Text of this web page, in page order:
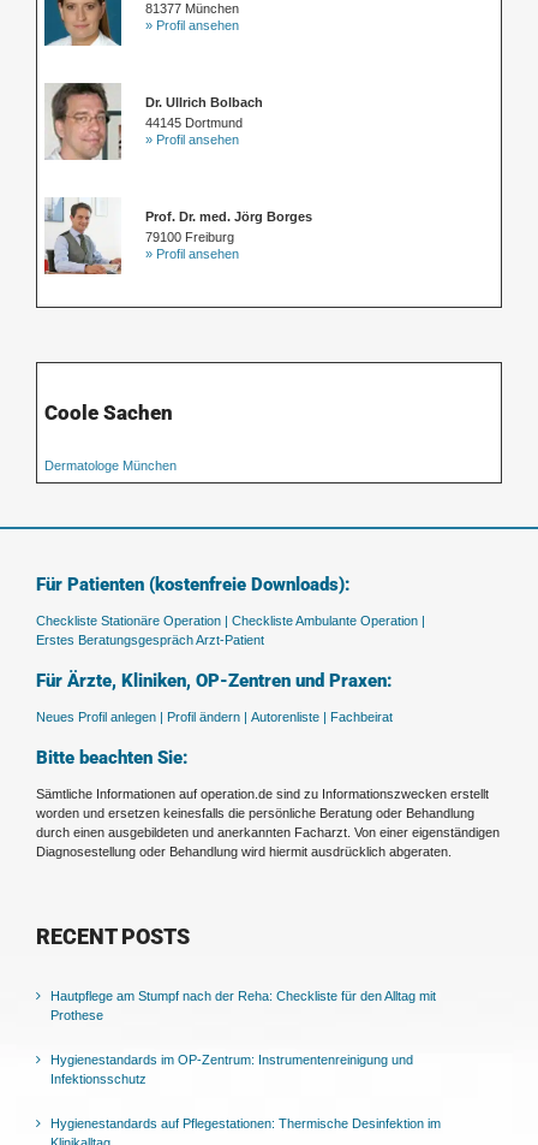
81377 München
» Profil ansehen
Dr. Ullrich Bolbach
44145 Dortmund
» Profil ansehen
Prof. Dr. med. Jörg Borges
79100 Freiburg
» Profil ansehen
Coole Sachen
Dermatologe München
Für Patienten (kostenfreie Downloads):
Checkliste Stationäre Operation | Checkliste Ambulante Operation |
Erstes Beratungsgespräch Arzt-Patient
Für Ärzte, Kliniken, OP-Zentren und Praxen:
Neues Profil anlegen | Profil ändern | Autorenliste | Fachbeirat
Bitte beachten Sie:
Sämtliche Informationen auf operation.de sind zu Informationszwecken erstellt
worden und ersetzen keinesfalls die persönliche Beratung oder Behandlung
durch einen ausgebildeten und anerkannten Facharzt. Von einer eigenständigen
Diagnosestellung oder Behandlung wird hiermit ausdrücklich abgeraten.
RECENT POSTS
Hautpflege am Stumpf nach der Reha: Checkliste für den Alltag mit
Prothese
Hygienestandards im OP-Zentrum: Instrumentenreinigung und
Infektionsschutz
Hygienestandards auf Pflegestationen: Thermische Desinfektion im